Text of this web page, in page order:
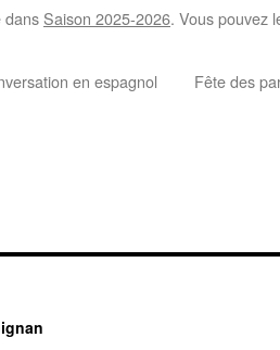
dans Saison 2025-2026. Vous pouvez
en espagnol Fête des